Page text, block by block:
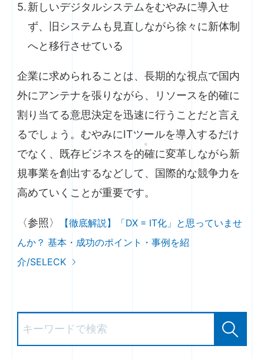
新しいデジタルシステムをむやみに導入せ
ず、旧システムも見直しながら徐々に新体制
へと移行させている
企業に求められることは、長期的な視点で国内
外にアンテナを張りながら、リソースを的確に
割り当てる意思決定を迅速に行うことだと言え
るでしょう。むやみにITツールを導入するだけ
でなく、既存ビジネスを的確に変革しながら新
規事業を創出するなどして、国際的な競争力を
高めていくことが重要です。
〈参照〉
【徹底解説】「DX = IT化」と思っていませ
んか？ 基本・成功のポイント・事例を紹
介/SELECK